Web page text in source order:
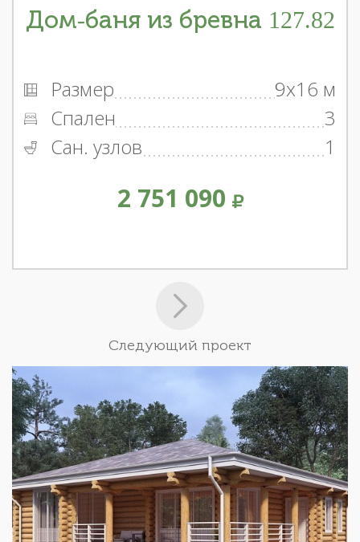
Дом-баня из бревна 127.82
Размер
9x16 м
Спален
3
Сан. узлов
1
2 751 090
Следующий проект